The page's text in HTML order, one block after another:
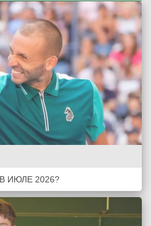
ИЮЛЕ 2026?